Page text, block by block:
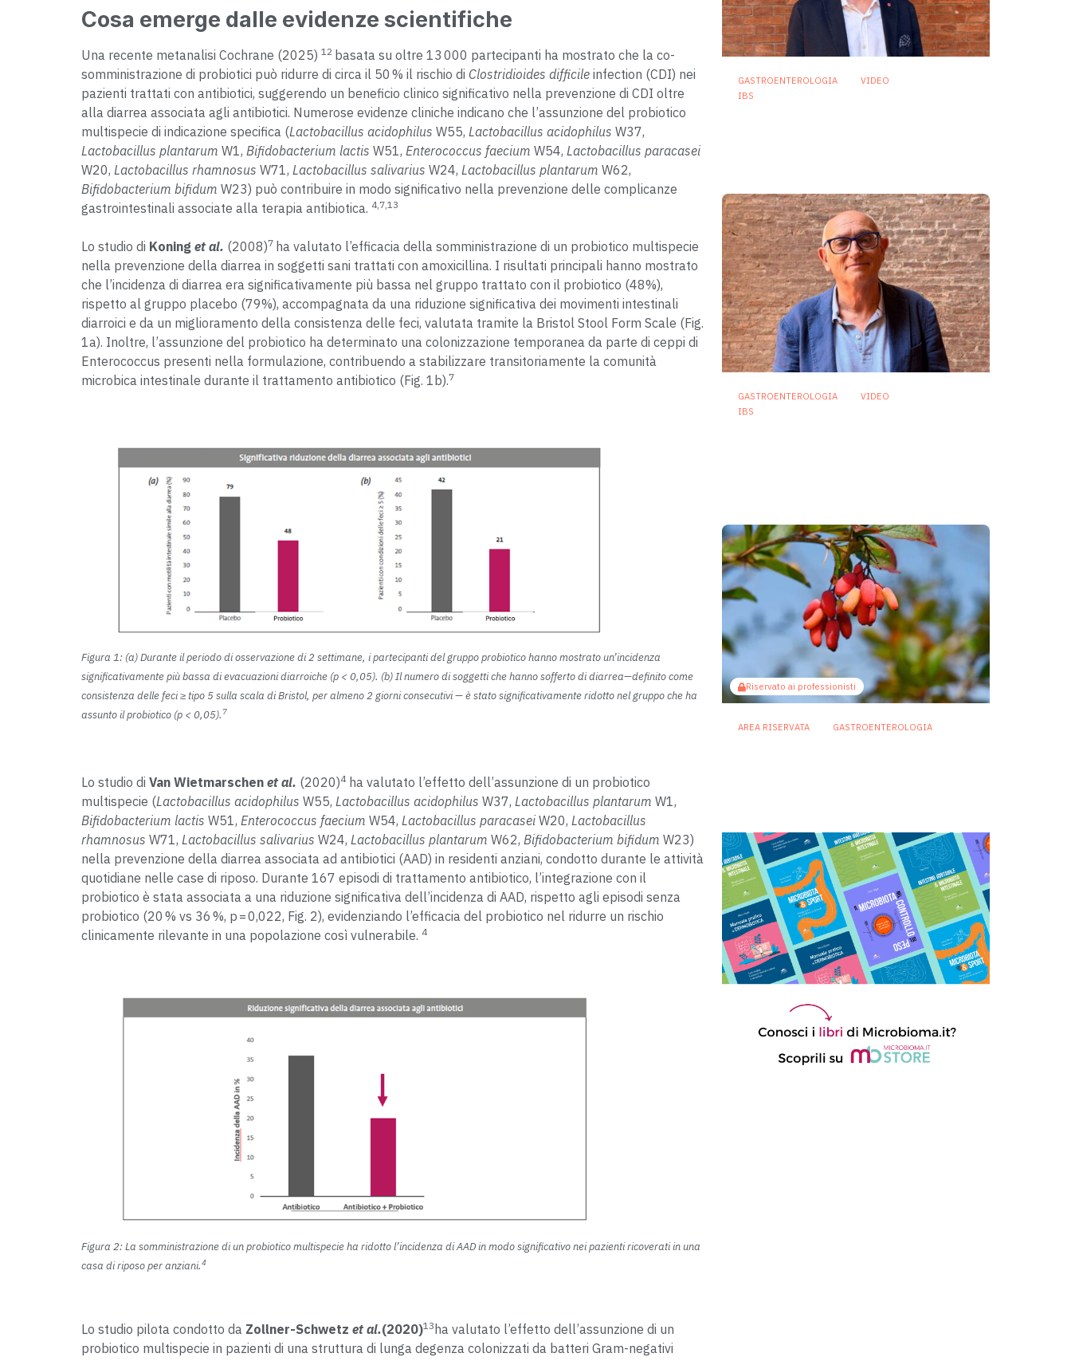
Cosa emerge dalle evidenze scientifiche
Una recente metanalisi Cochrane (2025) 12 basata su oltre 13 000 partecipanti ha mostrato che la co-
somministrazione di probiotici può ridurre di circa il 50 % il rischio di Clostridioides difficile infection (CDI) nei
pazienti trattati con antibiotici, suggerendo un beneficio clinico significativo nella prevenzione di CDI oltre
alla diarrea associata agli antibiotici. Numerose evidenze cliniche indicano che l’assunzione del probiotico
multispecie di indicazione specifica (Lactobacillus acidophilus W55, Lactobacillus acidophilus W37,
Lactobacillus plantarum W1, Bifidobacterium lactis W51, Enterococcus faecium W54, Lactobacillus paracasei
W20, Lactobacillus rhamnosus W71, Lactobacillus salivarius W24, Lactobacillus plantarum W62,
Bifidobacterium bifidum W23) può contribuire in modo significativo nella prevenzione delle complicanze
gastrointestinali associate alla terapia antibiotica. 4,7,13
Lo studio di Koning et al. (2008)7 ha valutato l’efficacia della somministrazione di un probiotico multispecie
nella prevenzione della diarrea in soggetti sani trattati con amoxicillina. I risultati principali hanno mostrato
che l’incidenza di diarrea era significativamente più bassa nel gruppo trattato con il probiotico (48%),
rispetto al gruppo placebo (79%), accompagnata da una riduzione significativa dei movimenti intestinali
diarroici e da un miglioramento della consistenza delle feci, valutata tramite la Bristol Stool Form Scale (Fig.
1a). Inoltre, l’assunzione del probiotico ha determinato una colonizzazione temporanea da parte di ceppi di
Enterococcus presenti nella formulazione, contribuendo a stabilizzare transitoriamente la comunità
microbica intestinale durante il trattamento antibiotico (Fig. 1b).7
Figura 1: (a) Durante il periodo di osservazione di 2 settimane, i partecipanti del gruppo probiotico hanno mostrato un’incidenza
significativamente più bassa di evacuazioni diarroiche (p < 0,05). (b) Il numero di soggetti che hanno sofferto di diarrea—definito come
consistenza delle feci ≥ tipo 5 sulla scala di Bristol, per almeno 2 giorni consecutivi — è stato significativamente ridotto nel gruppo che ha
assunto il probiotico (p < 0,05). 7
Lo studio di Van Wietmarschen et al. (2020)4 ha valutato l’effetto dell’assunzione di un probiotico
multispecie (Lactobacillus acidophilus W55, Lactobacillus acidophilus W37, Lactobacillus plantarum W1,
Bifidobacterium lactis W51, Enterococcus faecium W54, Lactobacillus paracasei W20, Lactobacillus
rhamnosus W71, Lactobacillus salivarius W24, Lactobacillus plantarum W62, Bifidobacterium bifidum W23)
nella prevenzione della diarrea associata ad antibiotici (AAD) in residenti anziani, condotto durante le attività
quotidiane nelle case di riposo. Durante 167 episodi di trattamento antibiotico, l’integrazione con il
probiotico è stata associata a una riduzione significativa dell’incidenza di AAD, rispetto agli episodi senza
probiotico (20 % vs 36 %, p = 0,022, Fig. 2), evidenziando l’efficacia del probiotico nel ridurre un rischio
clinicamente rilevante in una popolazione così vulnerabile. 4
Figura 2: La somministrazione di un probiotico multispecie ha ridotto l’incidenza di AAD in modo significativo nei pazienti ricoverati in una
casa di riposo per anziani.4
Lo studio pilota condotto da Zollner-Schwetz et al.(2020)13ha valutato l’effetto dell’assunzione di un
probiotico multispecie in pazienti di una struttura di lunga degenza colonizzati da batteri Gram-negativi
GASTROENTEROLOGIA
VIDEO
IBS
GASTROENTEROLOGIA
VIDEO
IBS
Riservato ai professionisti
AREA RISERVATA GASTROENTEROLOGIA